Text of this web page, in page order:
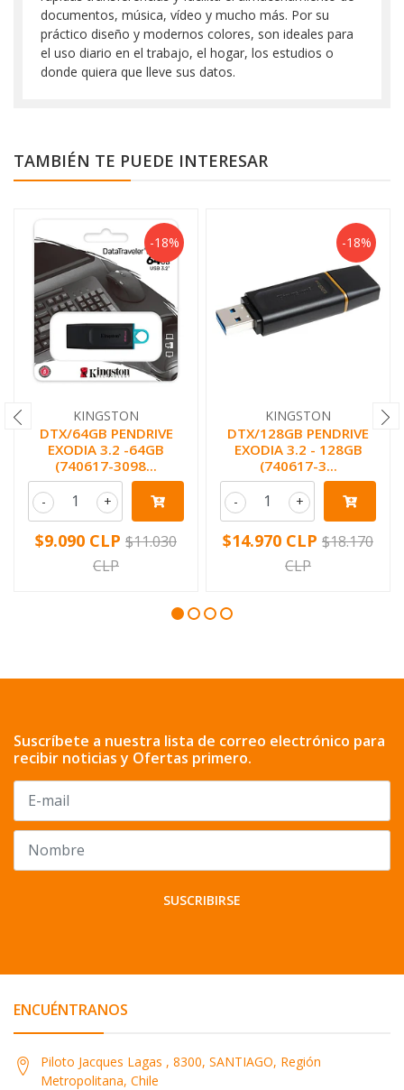
documentos, música, vídeo y mucho más. Por su
práctico diseño y modernos colores, son ideales para
el uso diario en el trabajo, el hogar, los estudios o
donde quiera que lleve sus datos.
TAMBIÉN TE PUEDE INTERESAR
-18%
KINGSTON
DTX/64GB PENDRIVE
EXODIA 3.2 -64GB
(740617-3098...
+
-
$9.090 CLP $11.030
CLP
-18%
KINGSTON
DTX/128GB PENDRIVE
EXODIA 3.2 - 128GB
(740617-3...
+
-
$14.970 CLP $18.170
CLP
Suscríbete a nuestra lista de correo electrónico para
recibir noticias y Ofertas primero.
SUSCRIBIRSE
ENCUÉNTRANOS
Piloto Jacques Lagas , 8300, SANTIAGO, Región
Metropolitana, Chile